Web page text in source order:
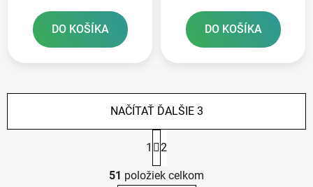
DO KOŠÍKA DO KOŠÍKA
O
v
NAČÍTAŤ ĎALŠIE 3
t
r
á
1 2
51 položiek celkom